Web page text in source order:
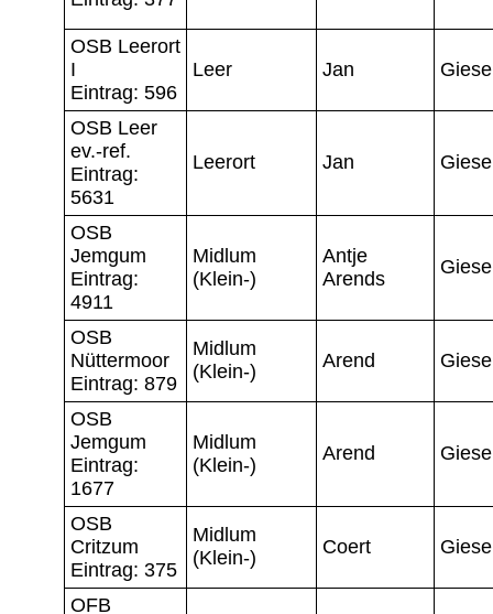
OSB Leerort
I
Eintrag: 596
Leer Jan
OSB Leer
ev.-ref.
Eintrag:
5631
Leerort Jan
OSB
Jemgum
Eintrag:
4911
Midlum
(Klein-)
Antje
Arends
OSB
Nüttermoor
Eintrag: 879
Midlum
(Klein-)
Arend
OSB
Jemgum
Eintrag:
1677
Midlum
(Klein-)
Arend
OSB
Critzum
Eintrag: 375
Midlum
(Klein-)
Coert
OFB